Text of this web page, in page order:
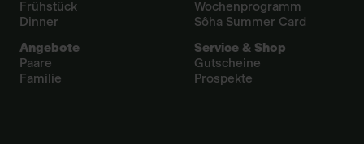
Frühstück
Dinner
Wochenprogramm
Sôha Summer Card
Angebote
Paare
Familie
Service & Shop
Gutscheine
Prospekte